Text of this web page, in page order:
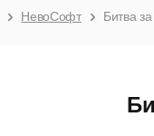
НевоСофт Битва